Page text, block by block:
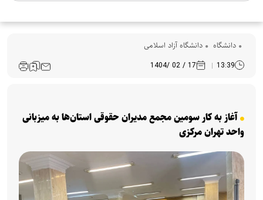
دانشگاه دانشگاه آزاد اسلامی
13:39
17 / 02 /1404
آغاز به کار سومین مجمع مدیران حقوقی استان‌ها به میزبانی
واحد تهران مرکزی